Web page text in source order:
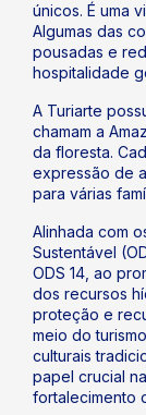
únicos. É uma
Algumas das
pousadas e
hospitalidade
A Turiarte
chamam a
da floresta.
expressão de
para várias
Alinhada com
Sustentável
ODS 14, ao
dos recursos
proteção e
meio do
culturais
papel crucial
fortalecimento